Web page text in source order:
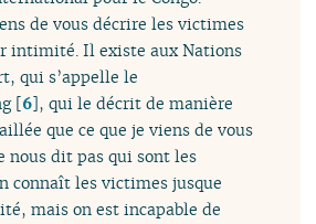
de vous décrire les victimes
intimité. Il existe aux Nations
qui s’appelle le
[6], qui le décrit de manière
que ce que je viens de vous
nous dit pas qui sont les
connaît les victimes jusque
mais on est incapable de